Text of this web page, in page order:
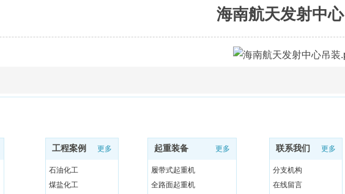
海南航天发射中
工程案例 更多
石油化工
煤盐化工
起重装备 更多
履带式起重机
全路面起重机
联系我们 更多
分支机构
在线留言